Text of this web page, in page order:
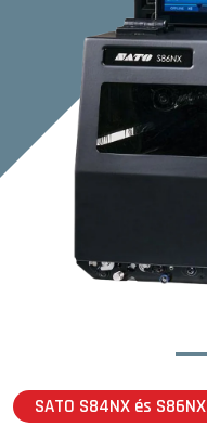
1
SATO S84NX és S86NX